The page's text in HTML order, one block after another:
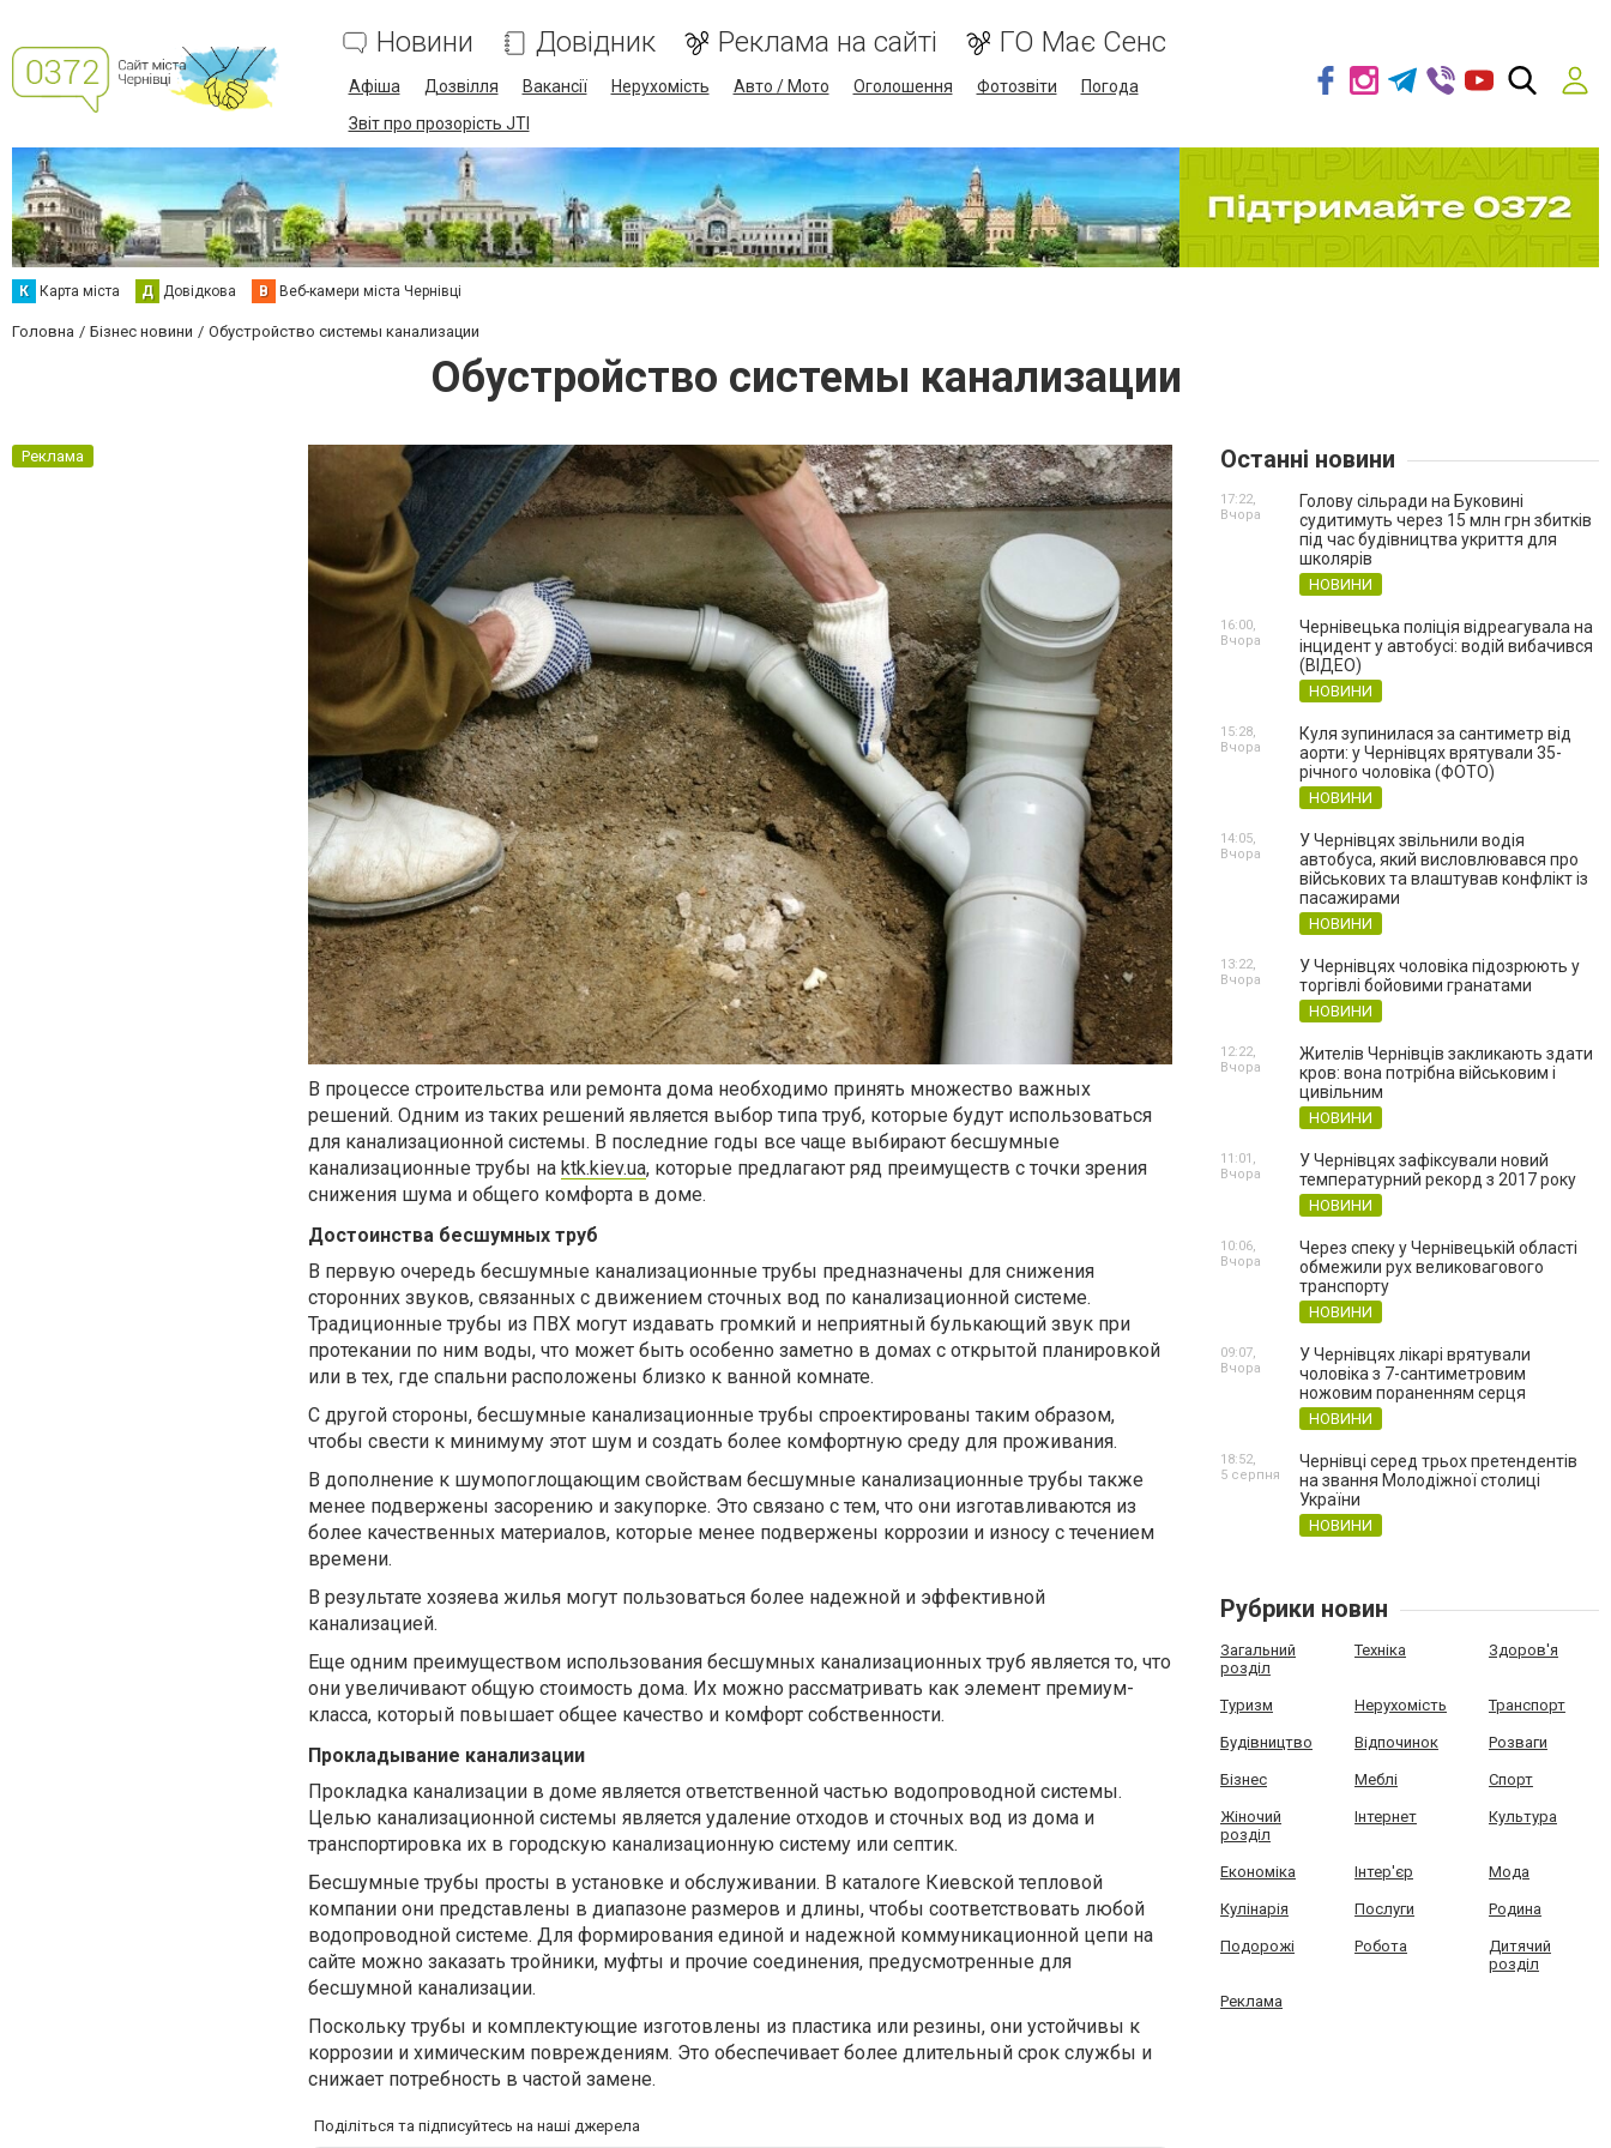
Новини Довідник Реклама на сайті ГО Має Сенс
Афіша Дозвілля Вакансії Нерухомість Авто / Мото Оголошення Фотозвіти
Погода
Звіт про прозорість JTI
К Карта міста Д Довідкова В Веб-камери міста Чернівці
Головна Бізнес новини Обустройство системы канализации
Обустройство системы канализации
Реклама
В процессе строительства или ремонта дома необходимо принять множество важных
решений. Одним из таких решений является выбор типа труб, которые будут использоваться
для канализационной системы. В последние годы все чаще выбирают бесшумные
канализационные трубы на ktk.kiev.ua, которые предлагают ряд преимуществ с точки зрения
снижения шума и общего комфорта в доме.
Достоинства бесшумных труб
В первую очередь бесшумные канализационные трубы предназначены для снижения
сторонних звуков, связанных с движением сточных вод по канализационной системе.
Традиционные трубы из ПВХ могут издавать громкий и неприятный булькающий звук при
протекании по ним воды, что может быть особенно заметно в домах с открытой планировкой
или в тех, где спальни расположены близко к ванной комнате.
С другой стороны, бесшумные канализационные трубы спроектированы таким образом,
чтобы свести к минимуму этот шум и создать более комфортную среду для проживания.
В дополнение к шумопоглощающим свойствам бесшумные канализационные трубы также
менее подвержены засорению и закупорке. Это связано с тем, что они изготавливаются из
более качественных материалов, которые менее подвержены коррозии и износу с течением
времени.
В результате хозяева жилья могут пользоваться более надежной и эффективной
канализацией.
Еще одним преимуществом использования бесшумных канализационных труб является то, что
они увеличивают общую стоимость дома. Их можно рассматривать как элемент премиум-
класса, который повышает общее качество и комфорт собственности.
Прокладывание канализации
Прокладка канализации в доме является ответственной частью водопроводной системы.
Целью канализационной системы является удаление отходов и сточных вод из дома и
транспортировка их в городскую канализационную систему или септик.
Бесшумные трубы просты в установке и обслуживании. В каталоге Киевской тепловой
компании они представлены в диапазоне размеров и длины, чтобы соответствовать любой
водопроводной системе. Для формирования единой и надежной коммуникационной цепи на
сайте можно заказать тройники, муфты и прочие соединения, предусмотренные для
бесшумной канализации.
Поскольку трубы и комплектующие изготовлены из пластика или резины, они устойчивы к
коррозии и химическим повреждениям. Это обеспечивает более длительный срок службы и
снижает потребность в частой замене.
Поділіться та підписуйтесь на наші джерела
Останні новини
Голову сільради на Буковині
судитимуть через 15 млн грн збитків
під час будівництва укриття для
школярів
НОВИНИ
17:22,
Вчора
Чернівецька поліція відреагувала на
інцидент у автобусі: водій вибачився
(ВІДЕО)
НОВИНИ
16:00,
Вчора
Куля зупинилася за сантиметр від
аорти: у Чернівцях врятували 35-
річного чоловіка (ФОТО)
НОВИНИ
15:28,
Вчора
У Чернівцях звільнили водія
автобуса, який висловлювався про
військових та влаштував конфлікт із
пасажирами
НОВИНИ
14:05,
Вчора
У Чернівцях чоловіка підозрюють у
торгівлі бойовими гранатами
НОВИНИ
13:22,
Вчора
Жителів Чернівців закликають здати
кров: вона потрібна військовим і
цивільним
НОВИНИ
12:22,
Вчора
У Чернівцях зафіксували новий
температурний рекорд з 2017 року
НОВИНИ
11:01,
Вчора
Через спеку у Чернівецькій області
обмежили рух великовагового
транспорту
НОВИНИ
10:06,
Вчора
У Чернівцях лікарі врятували
чоловіка з 7-сантиметровим
ножовим пораненням серця
НОВИНИ
09:07,
Вчора
Чернівці серед трьох претендентів
на звання Молодіжної столиці
України
НОВИНИ
18:52,
5 серпня
Рубрики новин
Загальний
розділ
Техніка Здоров'я
Туризм Нерухомість Транспорт
Будівництво Відпочинок Розваги
Бізнес Меблі Спорт
Жіночий
розділ
Інтернет Культура
Економіка Інтер'єр Мода
Кулінарія Послуги Родина
Подорожі Робота
Дитячий
розділ
Реклама